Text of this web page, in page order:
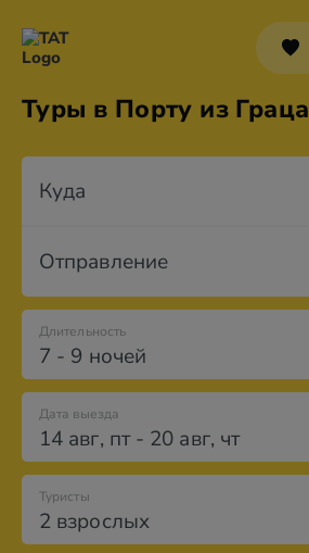
Туры в Порту из Граца
Куда
Отправление
7 - 9 ночей
Длительность
Дата выезда
14 авг, пт- 20 авг, чт
2 взрослых
Туристы